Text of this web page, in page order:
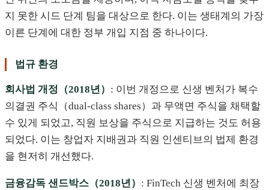
지 못한 시드 단계 팀을 대상으로 한다. 이는 생태계의 가장
이른 단계에 대한 정부 개입 지점 중 하나이다.
법규 환경
회사법 개정（2018년） : 이번 개정으로 신생 벤처가 복수
의결권 주식（dual-class shares）과 무액면 주식을 채택할
수 있게 되었고, 직원 보상을 주식으로 지급하는 것도 허용
되었다. 이는 창업자 지배권과 직원 인센티브의 법제 환경
을 현저히 개선했다.
금융감독 샌드박스（2018년） : FinTech 신생 벤처에 최장